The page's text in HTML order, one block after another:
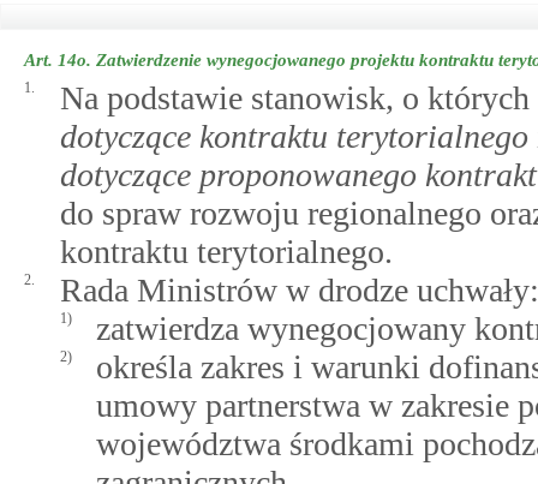
Art. 14o. Zatwierdzenie wynegocjowanego projektu kontraktu
1.
Na podstawie stanowisk, o
dotyczące kontraktu terytorialnego
dotyczące proponowanego
do spraw rozwoju regionalnego
kontraktu terytorialnego.
2. Rada Ministrów w drodze uchwały:
1) zatwierdza wynegocjowany
2)
określa zakres i warunki
umowy partnerstwa w zakresie
województwa środkami